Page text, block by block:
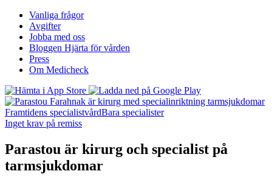
Vanliga frågor
Avgifter
Jobba med oss
Bloggen Hjärta för vården
Press
Om Medicheck
Framtidens specialistvårdBara specialister
Inget krav på remiss
Parastou är kirurg och specialist på
tarmsjukdomar